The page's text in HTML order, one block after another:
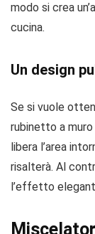
modo si crea
cucina.
Un design
Se si vuole
rubinetto a
libera l’area
risalterà. Al
l’effetto